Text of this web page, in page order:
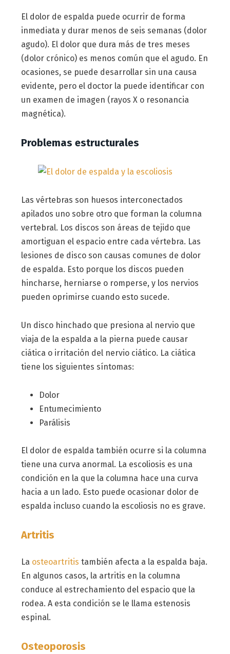
El dolor de espalda puede ocurrir de forma
inmediata y durar menos de seis semanas (dolor
agudo). El dolor que dura más de tres meses
(dolor crónico) es menos común que el agudo. En
ocasiones, se puede desarrollar sin una causa
evidente, pero el doctor la puede identificar con
un examen de imagen (rayos X o resonancia
magnética).
Problemas estructurales
Las vértebras son huesos interconectados
apilados uno sobre otro que forman la columna
vertebral. Los discos son áreas de tejido que
amortiguan el espacio entre cada vértebra. Las
lesiones de disco son causas comunes de dolor
de espalda. Esto porque los discos pueden
hincharse, herniarse o romperse, y los nervios
pueden oprimirse cuando esto sucede.
Un disco hinchado que presiona al nervio que
viaja de la espalda a la pierna puede causar
ciática o irritación del nervio ciático. La ciática
tiene los siguientes síntomas:
Dolor
Entumecimiento
Parálisis
El dolor de espalda también ocurre si la columna
tiene una curva anormal. La escoliosis es una
condición en la que la columna hace una curva
hacia a un lado. Esto puede ocasionar dolor de
espalda incluso cuando la escoliosis no es grave.
Artritis
La osteoartritis también afecta a la espalda baja.
En algunos casos, la artritis en la columna
conduce al estrechamiento del espacio que la
rodea. A esta condición se le llama estenosis
espinal.
Osteoporosis